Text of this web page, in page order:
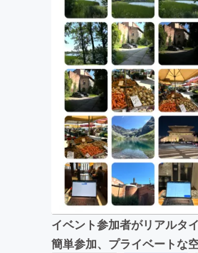
ビジネス・起
まちづくり
イベント参加者がリアルタ
簡単参加、プライベートな